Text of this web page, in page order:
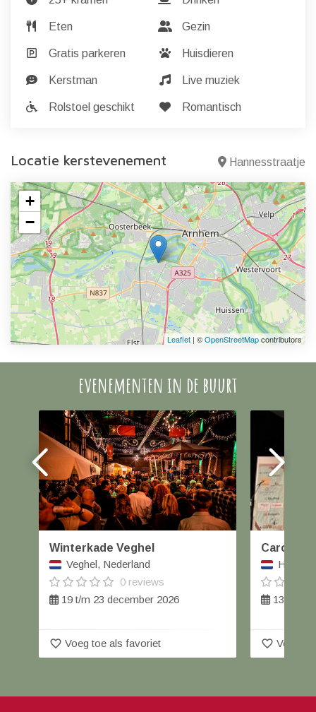
Eten Gezin
Gratis parkeren Huisdieren
Kerstman Live muziek
Rolstoel geschikt Romantisch
Locatie kerstevenement Hannesstraatje
+
−
Leaflet | ©OpenStreetMapcontributors
evenementen in de buurt
Winterkade Veghel
Veghel, Nederland
0 reviews
19 t/m 23 december 2026
favorite_border Voeg toe als favoriet
Carolus
13
favorite_border Voeg